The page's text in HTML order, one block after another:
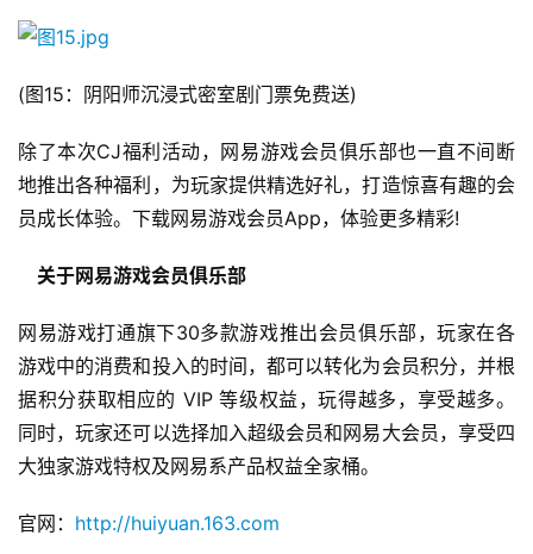
金
茶
7
月
3
日
游
茶
对
接
(图15：阴阳师沉浸式密室剧门票免费送)
除了本次CJ福利活动，网易游戏会员俱乐部也一直不间断
地推出各种福利，为玩家提供精选好礼，打造惊喜有趣的会
员成长体验。下载网易游戏会员App，体验更多精彩!
关于网易游戏会员俱乐部
网易游戏打通旗下30多款游戏推出会员俱乐部，玩家在各
游戏中的消费和投入的时间，都可以转化为会员积分，并根
据积分获取相应的 VIP 等级权益，玩得越多，享受越多。
同时，玩家还可以选择加入超级会员和网易大会员，享受四
大独家游戏特权及网易系产品权益全家桶。
官网： http://huiyuan.163.com